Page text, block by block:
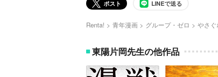
ポスト LINEで送る
Renta! 青年漫画 グループ・ゼロ やさ
東陽片岡先生の他作品